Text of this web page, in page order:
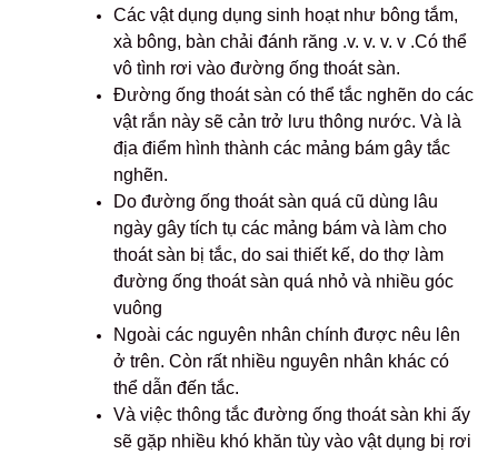
Các vật dụng dụng sinh hoạt như bông tắm,
xà bông, bàn chải đánh răng .v. v. v. v .Có thể
vô tình rơi vào đường ống thoát sàn.
Đường ống thoát sàn có thể tắc nghẽn do các
vật rắn này sẽ cản trở lưu thông nước. Và là
địa điểm hình thành các mảng bám gây tắc
nghẽn.
Do đường ống thoát sàn quá cũ dùng lâu
ngày gây tích tụ các mảng bám và làm cho
thoát sàn bị tắc, do sai thiết kế, do thợ làm
đường ống thoát sàn quá nhỏ và nhiều góc
vuông
Ngoài các nguyên nhân chính được nêu lên
ở trên. Còn rất nhiều nguyên nhân khác có
thể dẫn đến tắc.
Và việc thông tắc đường ống thoát sàn khi ấy
sẽ gặp nhiều khó khăn tùy vào vật dụng bị rơi